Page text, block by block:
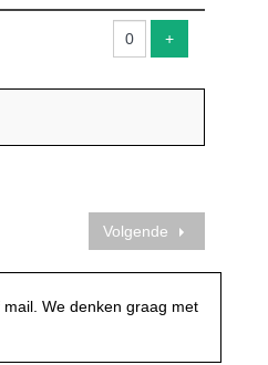
+Voeg ticket toe
Volgende
We denken graag met